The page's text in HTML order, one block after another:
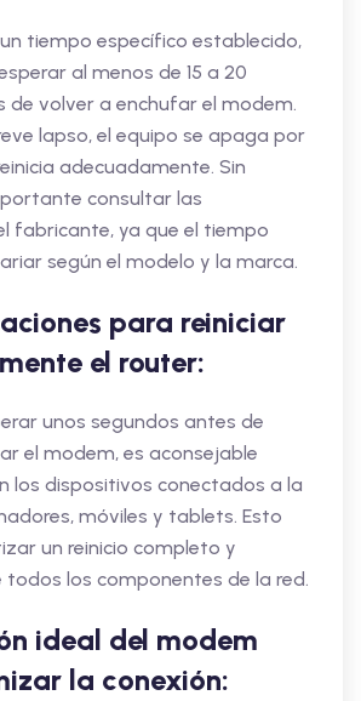
tiempo específico establecido,
al menos de 15 a 20
de volver a enchufar el modem.
lapso, el equipo se apaga por
adecuadamente. Sin
consultar las
fabricante, ya que el tiempo
según el modelo y la marca.
para reiniciar
el router:
unos segundos antes de
el modem, es aconsejable
los dispositivos conectados a la
móviles y tablets. Esto
un reinicio completo y
todos los componentes de la red.
ideal del modem
la conexión: